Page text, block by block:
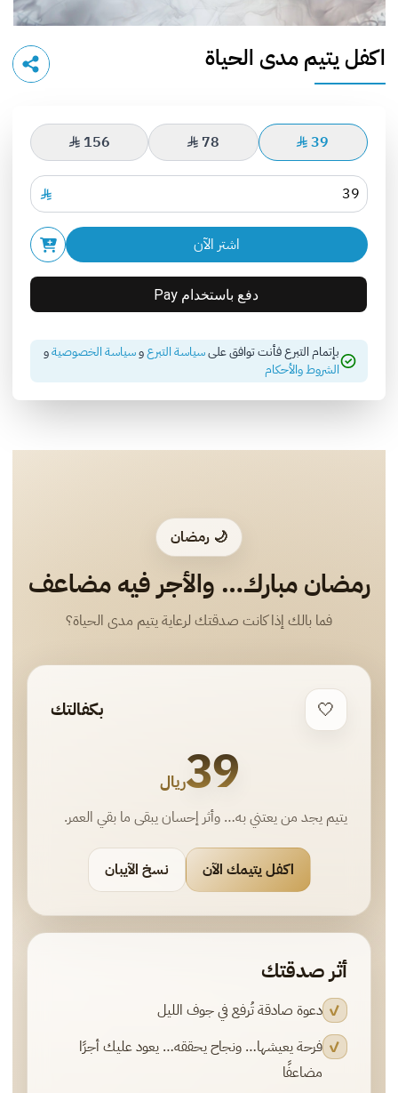
اكفل يتيم مدى الحياة
39
78
156
اشتر الآن
بإتمام التبرع فأنت توافق علىسياسة التبرعوسياسة الخصوصيةو
الشروط والأحكام
🌙 رمضان
رمضان مبارك… والأجر فيه مضاعف
فما بالك إذا كانت صدقتك لرعاية يتيم مدى الحياة؟
🤍 بكفالتك
39ريال
يتيم يجد من يعتني به… وأثر إحسان يبقى ما بقي العمر.
اكفل يتيمك الآن نسخ الآيبان
أثر صدقتك
✓ دعوة صادقة تُرفع في جوف الليل
✓ فرحة يعيشها… ونجاح يحققه… يعود عليك أجرًا
مضاعفًا